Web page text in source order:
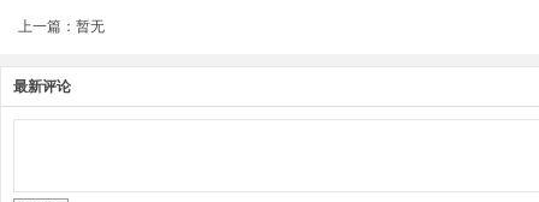
上一篇：暂无
最新评论